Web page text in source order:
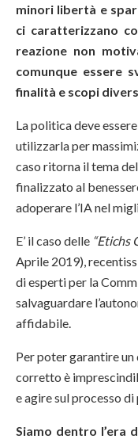
minori libertà e
ci caratterizzano
reazione non
comunque essere
finalità e scopi
La politica deve
utilizzarla per
caso ritorna il tema
finalizzato al
adoperare l’IA nel
E’ il caso delle “Etichs
Aprile 2019),
di esperti per la
salvaguardare
affidabile.
Per poter garantire
corretto è
e agire sul processo
Siamo dentro l’era